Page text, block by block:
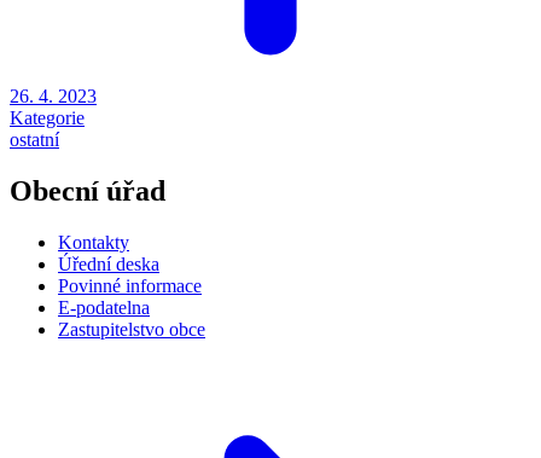
26. 4. 2023
Kategorie
ostatní
Obecní úřad
Kontakty
Úřední deska
Povinné informace
E-podatelna
Zastupitelstvo obce